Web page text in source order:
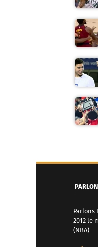
a
v
g
a
Parlons
2012 le
(NBA)